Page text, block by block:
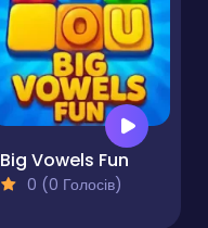
Big Vowels Fun
0 (0 Голосів)